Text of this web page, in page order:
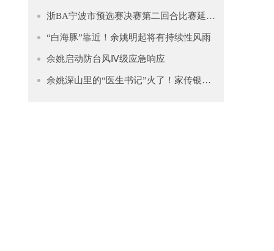
浙BA宁波市预选赛决赛第二回合比赛延期公告
“白海豚”靠近！余姚明起将有持续性风雨
余姚启动防台风Ⅳ级应急响应
余姚深山里的“医生书记”火了！家传银针+遍访名师，患者遍布宁波、绍兴、杭州……